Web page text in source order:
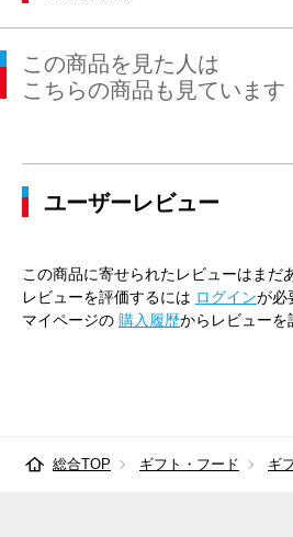
この商品を見た人は
こちらの商品も見ています
ユーザーレビュー
この商品に寄せられたレビューはまだ
レビューを評価するには ログインが必
マイページの 購入履歴からレビューを
総合TOP ギフト・フード ギ